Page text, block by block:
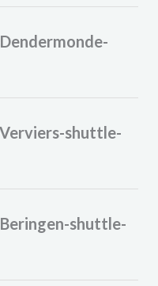
shuttle-
shuttle-